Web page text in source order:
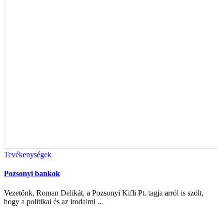
Tevékenységek
Pozsonyi bankok
Vezetőnk, Roman Delikát, a Pozsonyi Kifli Pt. tagja arról is szólt,
hogy a politikai és az irodalmi ...